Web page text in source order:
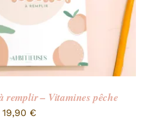
remplir – Vitamines pêche
19,90 €